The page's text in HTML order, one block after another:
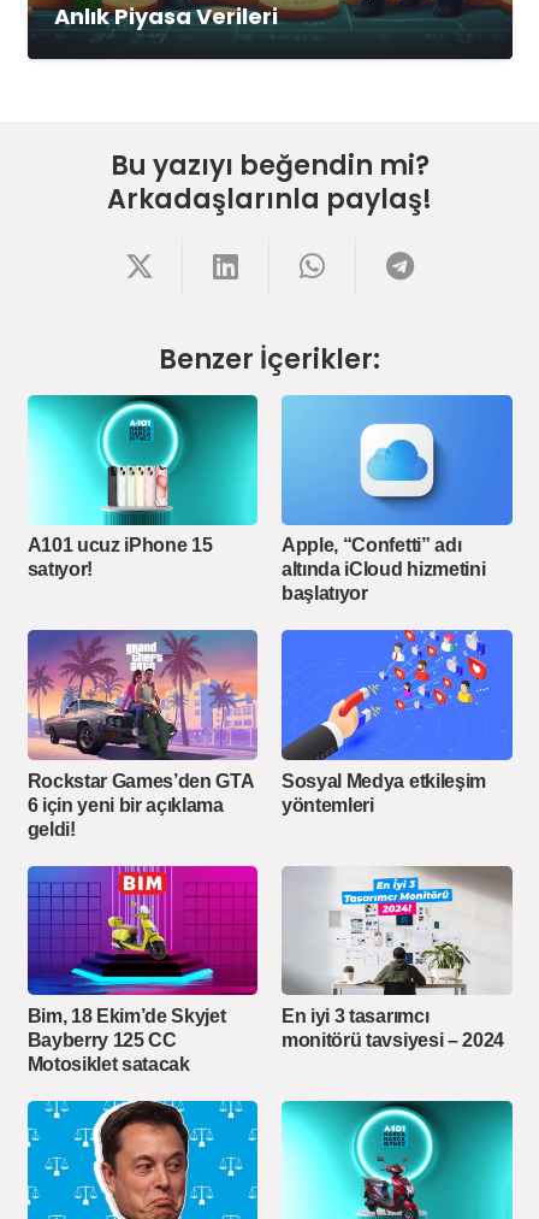
Anlık Piyasa Verileri
Bu yazıyı beğendin mi?
Arkadaşlarınla paylaş!
Benzer İçerikler:
A101 ucuz iPhone 15
satıyor!
Apple, “Confetti” adı
altında iCloud hizmetini
başlatıyor
Rockstar Games’den GTA
6 için yeni bir açıklama
geldi!
Sosyal Medya etkileşim
yöntemleri
Bim, 18 Ekim’de Skyjet
Bayberry 125 CC
Motosiklet satacak
En iyi 3 tasarımcı
monitörü tavsiyesi – 2024